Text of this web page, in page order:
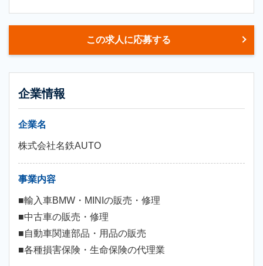
この求人に応募する
企業情報
企業名
株式会社名鉄AUTO
事業内容
■輸入車BMW・MINIの販売・修理
■中古車の販売・修理
■自動車関連部品・用品の販売
■各種損害保険・生命保険の代理業